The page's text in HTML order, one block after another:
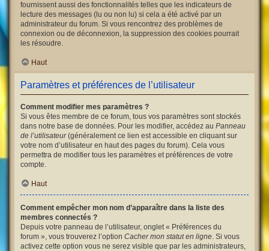
fournissent aussi des fonctionnalités telles que les indicateurs de
lecture des messages (lu ou non lu) si cela a été activé par un
administrateur du forum. Si vous rencontrez des problèmes de
connexion ou de déconnexion, la suppression des cookies pourrait
les résoudre.
Haut
Paramètres et préférences de l’utilisateur
Comment modifier mes paramètres ?
Si vous êtes membre de ce forum, tous vos paramètres sont stockés
dans notre base de données. Pour les modifier, accédez au Panneau
de l’utilisateur(généralement ce lien est accessible en cliquant sur
votre nom d’utilisateur en haut des pages du forum). Cela vous
permettra de modifier tous les paramètres et préférences de votre
compte.
Haut
Comment empêcher mon nom d’apparaître dans la liste des
membres connectés ?
Depuis votre panneau de l’utilisateur, onglet « Préférences du
forum », vous trouverez l’option Cacher mon statut en ligne. Si vous
activez cette option vous ne serez visible que par les administrateurs,